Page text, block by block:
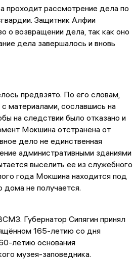
проходит рассмотрение дела по
Защитник Алфии
о возвращении дела, так как оно
дела завершалось и вновь
предвзято. По его словам,
материалами, сославшись на
на следствии было отказано и
Мокшина отстранена от
дело не единственная
административными зданиями
выселить ее из служебного
года Мокшина находится под
не получается.
Губернатор Сипягин принял
165-летию со дня
летию основания
музея-заповедника.